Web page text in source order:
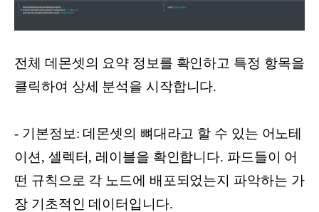
전체 데몬셋의 요약 정보를 확인하고 특정 항목을
클릭하여 상세 분석을 시작합니다.
- 기본정보: 데몬셋의 뼈대라고 할 수 있는 어노테
이션, 셀렉터, 레이블을 확인합니다. 파드들이 어
떤 규칙으로 각 노드에 배포되었는지 파악하는 가
장 기초적인 데이터입니다.